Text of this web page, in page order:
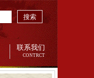
联系我们
CONTRCT
搜索